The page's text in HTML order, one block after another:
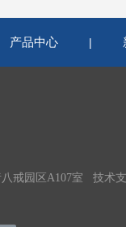
产品中心 |
八戒园区A107室 技术